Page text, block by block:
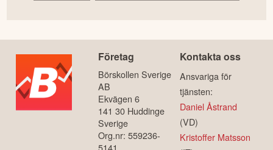
Företag
Börskollen Sverige
AB
Ekvägen 6
141 30 Huddinge
Sverige
Org.nr: 559236-
5141
Kontakta oss
Ansvariga för
tjänsten:
Daniel Åstrand
(VD)
Kristoffer Matsson